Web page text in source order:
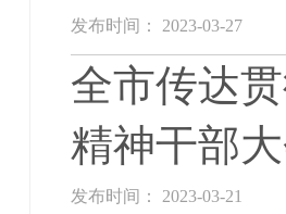
发布时间： 2023-03-27
全市传达
精神干部
发布时间： 2023-03-21